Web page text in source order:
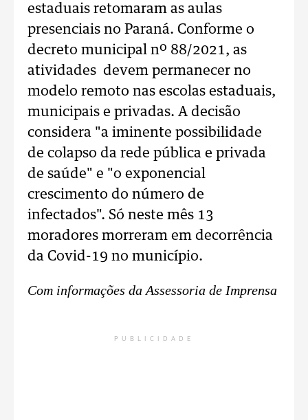
estaduais retomaram as aulas
presenciais no Paraná. Conforme o
decreto municipal nº 88/2021, as
atividades devem permanecer no
modelo remoto nas escolas estaduais,
municipais e privadas. A decisão
considera "a iminente possibilidade
de colapso da rede pública e privada
de saúde" e "o exponencial
crescimento do número de
infectados". Só neste mês 13
moradores morreram em decorrência
da Covid-19 no município.
Com informações da Assessoria de Imprensa
PUBLICIDADE